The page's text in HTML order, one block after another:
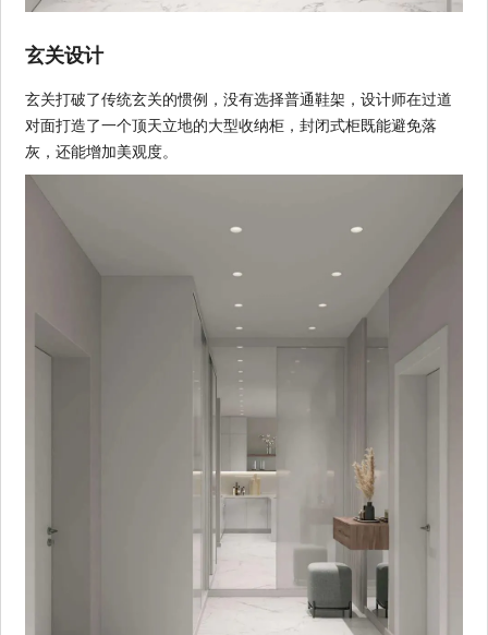
玄关设计
玄关打破了传统玄关的惯例，没有选择普通鞋架，设计师在过道
对面打造了一个顶天立地的大型收纳柜，封闭式柜既能避免落
灰，还能增加美观度。